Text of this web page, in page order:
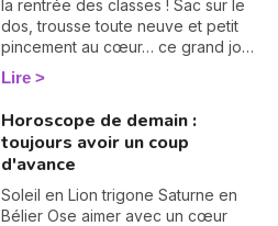
la rentrée des classes ! Sac sur le
dos, trousse toute neuve et petit
pincement au cœur… ce grand jour
est un moment clé pour vos enfants
comme pour vous. Pour vous aider
au mieux vos chères têtes blondes,
je vous offre un horoscope spécial
enfant : découvrez vite comment
se passera ce premier jour
d'école, signe par signe.
Lire
Horoscope de demain :
toujours avoir un coup
d'avance
Soleil en Lion trigone Saturne en
Bélier Ose aimer avec un cœur